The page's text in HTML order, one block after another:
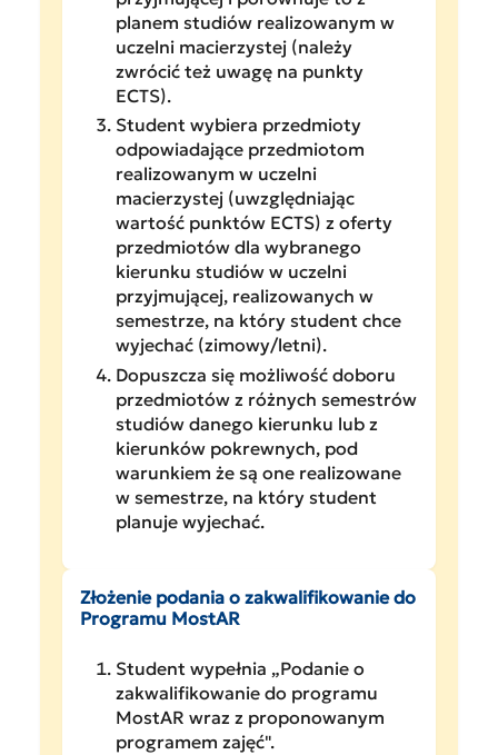
planem studiów realizowanym w
uczelni macierzystej (należy
zwrócić też uwagę na punkty
ECTS).
Student wybiera przedmioty
odpowiadające przedmiotom
realizowanym w uczelni
macierzystej (uwzględniając
wartość punktów ECTS) z oferty
przedmiotów dla wybranego
kierunku studiów w uczelni
przyjmującej, realizowanych w
semestrze, na który student chce
wyjechać (zimowy/letni).
Dopuszcza się możliwość doboru
przedmiotów z różnych semestrów
studiów danego kierunku lub z
kierunków pokrewnych, pod
warunkiem że są one realizowane
w semestrze, na który student
planuje wyjechać.
Złożenie podania o zakwalifikowanie do
Programu MostAR
Student wypełnia „Podanie o
zakwalifikowanie do programu
MostAR wraz z proponowanym
programem zajęć".